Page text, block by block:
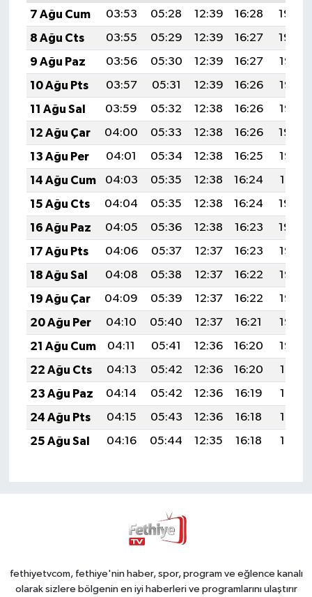
7 Ağu Cum
03:53 05:28 12:39 16:28
19:40
8 Ağu Cts
03:55 05:29 12:39 16:27
19:39
9 Ağu Paz
03:56 05:30 12:39 16:27
19:37
10 Ağu Pts
03:57 05:31 12:39 16:26
19:36
11 Ağu Sal
03:59 05:32 12:38 16:26
19:35
12 Ağu Çar
04:00 05:33 12:38 16:26
19:34
13 Ağu Per
04:01 05:34 12:38 16:25
19:33
14 Ağu Cum
04:03 05:35 12:38 16:24
19:31
15 Ağu Cts
04:04 05:35 12:38 16:24
19:30
16 Ağu Paz
04:05 05:36 12:38 16:23
19:29
17 Ağu Pts
04:06 05:37 12:37 16:23
19:27
18 Ağu Sal
04:08 05:38 12:37 16:22
19:26
19 Ağu Çar
04:09 05:39 12:37 16:22
19:25
20 Ağu Per
04:10 05:40 12:37 16:21
19:23
21 Ağu Cum
04:11 05:41 12:36 16:20
19:22
22 Ağu Cts
04:13 05:42 12:36 16:20
19:21
23 Ağu Paz
04:14 05:42 12:36 16:19
19:19
24 Ağu Pts
04:15 05:43 12:36 16:18
19:18
25 Ağu Sal
04:16 05:44 12:35 16:18 19:17
fethiyetvcom, fethiye'nin haber, spor, program ve eğlence kanalı
olarak sizlere bölgenin en iyi haberleri ve programlarını ulaştırır